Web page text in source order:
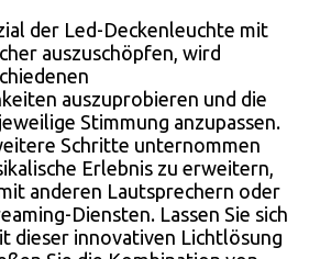
der Led-Deckenleuchte mit
auszuschöpfen, wird
auszuprobieren und die
Stimmung anzupassen.
Schritte unternommen
Erlebnis zu erweitern,
anderen Lautsprechern oder
Diensten. Lassen Sie sich
dieser innovativen Lichtlösung